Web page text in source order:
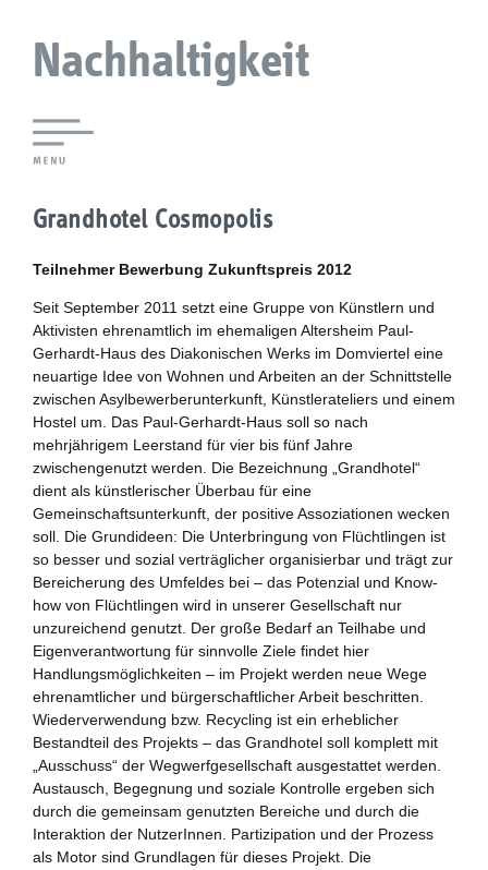
Nachhaltigkeit
Agendaforen
Nachhaltigkeitsbeirat
Berichterstattung
Biostadt
Zukunftspreis
Themen
Projekte
Zukunftstagung
Bildung für nachhaltige Entwicklung
Büro für Nachhaltigkeit
Aktuelles
Mitmachen ?
Grandhotel Cosmopolis
Teilnehmer Bewerbung Zukunftspreis 2012
Seit September 2011 setzt eine Gruppe von Künstlern und
Aktivisten ehrenamtlich im ehemaligen Altersheim Paul-
Gerhardt-Haus des Diakonischen Werks im Domviertel eine
neuartige Idee von Wohnen und Arbeiten an der Schnittstelle
zwischen Asylbewerberunterkunft, Künstlerateliers und einem
Hostel um. Das Paul-Gerhardt-Haus soll so nach
mehrjährigem Leerstand für vier bis fünf Jahre
zwischengenutzt werden. Die Bezeichnung „Grandhotel“
dient als künstlerischer Überbau für eine
Gemeinschaftsunterkunft, der positive Assoziationen wecken
soll. Die Grundideen: Die Unterbringung von Flüchtlingen ist
so besser und sozial verträglicher organisierbar und trägt zur
Bereicherung des Umfeldes bei – das Potenzial und Know-
how von Flüchtlingen wird in unserer Gesellschaft nur
unzureichend genutzt. Der große Bedarf an Teilhabe und
Eigenverantwortung für sinnvolle Ziele findet hier
Handlungsmöglichkeiten – im Projekt werden neue Wege
ehrenamtlicher und bürgerschaftlicher Arbeit beschritten.
Wiederverwendung bzw. Recycling ist ein erheblicher
Bestandteil des Projekts – das Grandhotel soll komplett mit
„Ausschuss“ der Wegwerfgesellschaft ausgestattet werden.
Austausch, Begegnung und soziale Kontrolle ergeben sich
durch die gemeinsam genutzten Bereiche und durch die
Interaktion der NutzerInnen. Partizipation und der Prozess
als Motor sind Grundlagen für dieses Projekt. Die